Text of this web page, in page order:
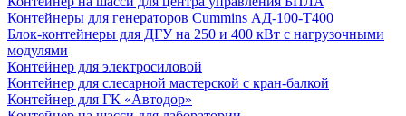
Контейнеры для генераторов Cummins АД-100-Т400
Блок-контейнеры для ДГУ на 250 и 400 кВт с нагрузочными
модулями
Контейнер для электросиловой
Контейнер для слесарной мастерской с кран-балкой
Контейнер для ГК «Автодор»